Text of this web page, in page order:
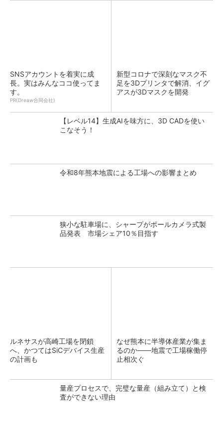
SNSアカウントを着実に成
長。実はみんなココ使ってま
す。
PR(Dreaw合同会社)
新型コロナで深刻なマスク不
足を3Dプリンタで解消、イグ
アスが3Dマスクを開発
【レベル14】生成AIを味方に、3D CADを使い
こなそう！
令和8年熊本地震による工場への影響まとめ
狭小な駐車場に、シャープがポールカメラ式製
品発表 市場シェア10％目指す
ルネサスが高崎工場を閉鎖
へ、かつてはSiCデバイス生産
の計画も
なぜ熊本に半導体産業が集ま
るのか――地震で工場稼働停
止相次ぐ
量産プロセスで、完璧な量産（組み立て）と検
査ができない理由